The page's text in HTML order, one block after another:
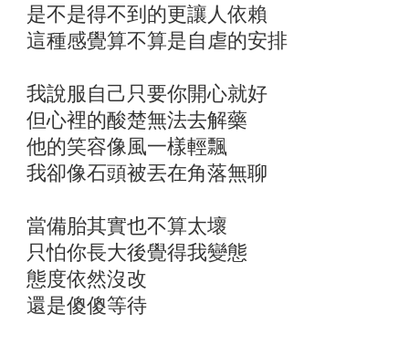
是不是得不到的更讓人依賴
這種感覺算不算是自虐的安排
我說服自己只要你開心就好
但心裡的酸楚無法去解藥
他的笑容像風一樣輕飄
我卻像石頭被丟在角落無聊
當備胎其實也不算太壞
只怕你長大後覺得我變態
態度依然沒改
還是傻傻等待